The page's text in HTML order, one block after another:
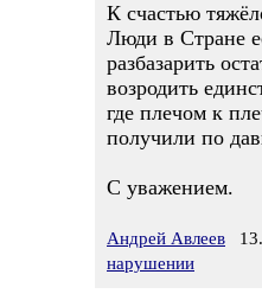
К счастью
Люди в Стране
разбазарить
возродить
где плечом к
получили по
С уважением.
Андрей Авлеев
нарушении